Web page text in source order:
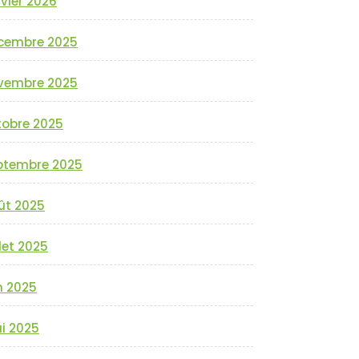
2025
2025
2025
2025
2025
2025
2025
2025